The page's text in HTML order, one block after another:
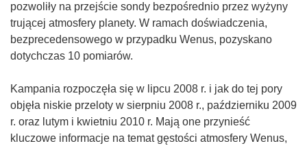
pozwoliły na przejście sondy bezpośrednio przez wyżyny
trującej atmosfery planety. W ramach doświadczenia,
bezprecedensowego w przypadku Wenus, pozyskano
dotychczas 10 pomiarów.
Kampania rozpoczęła się w lipcu 2008 r. i jak do tej pory
objęła niskie przeloty w sierpniu 2008 r., październiku 2009
r. oraz lutym i kwietniu 2010 r. Mają one przynieść
kluczowe informacje na temat gęstości atmosfery Wenus,